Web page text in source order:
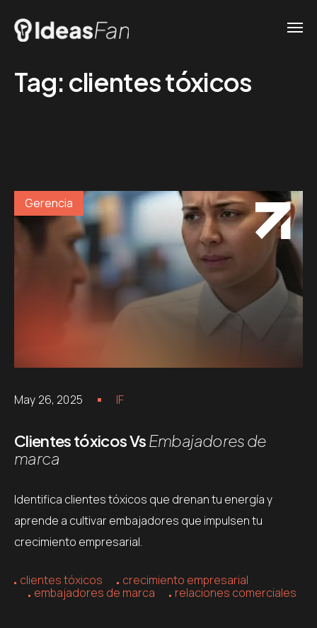
Tag: clientes tóxicos
Gerencia
May 26, 2025 IF
Clientes tóxicos VsEmbajadores de
marca
Identifica clientes tóxicos que drenan tu energía y
aprende a cultivar embajadores que impulsen tu
crecimiento empresarial.
clientes tóxicos
crecimiento empresarial
embajadores de marca
relaciones comerciales